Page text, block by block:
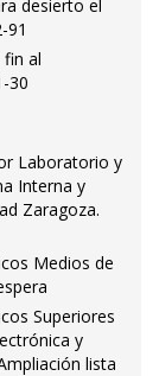
desierto el
91
al
30
Laboratorio y
Interna y
Zaragoza.
Medios de
Superiores
y
lista